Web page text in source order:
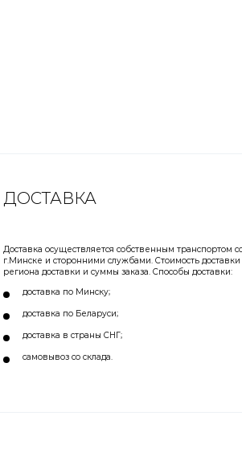
ДОСТАВКА
Доставка осуществляется собственным транспортом
г.Минске и сторонними службами. Стоимость доставки
региона доставки и суммы заказа. Способы доставки:
доставка по Минску;
доставка по Беларуси;
доставка в страны СНГ;
самовывоз со склада.